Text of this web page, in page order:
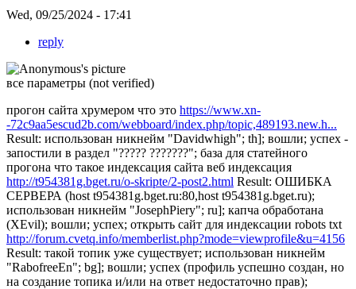
Wed, 09/25/2024 - 17:41
reply
все параметры (not verified)
прогон сайта хрумером что это https://www.xn-
-72c9aa5escud2b.com/webboard/index.php/topic,489193.new.h...
Result: использован никнейм "Davidwhigh"; th]; вошли; успех -
запостили в раздел "????? ???????"; база для статейного
прогона что такое индексация сайта веб индексация
http://t954381g.bget.ru/o-skripte/2-post2.html Result: ОШИБКА
СЕРВЕРА (host t954381g.bget.ru:80,host t954381g.bget.ru);
использован никнейм "JosephPiery"; ru]; капча обработана
(XEvil); вошли; успех; открыть сайт для индексации robots txt
http://forum.cvetq.info/memberlist.php?mode=viewprofile&u=4156
Result: такой топик уже существует; использован никнейм
"RabofreeEn"; bg]; вошли; успех (профиль успешно создан, но
на создание топика и/или на ответ недостаточно прав);